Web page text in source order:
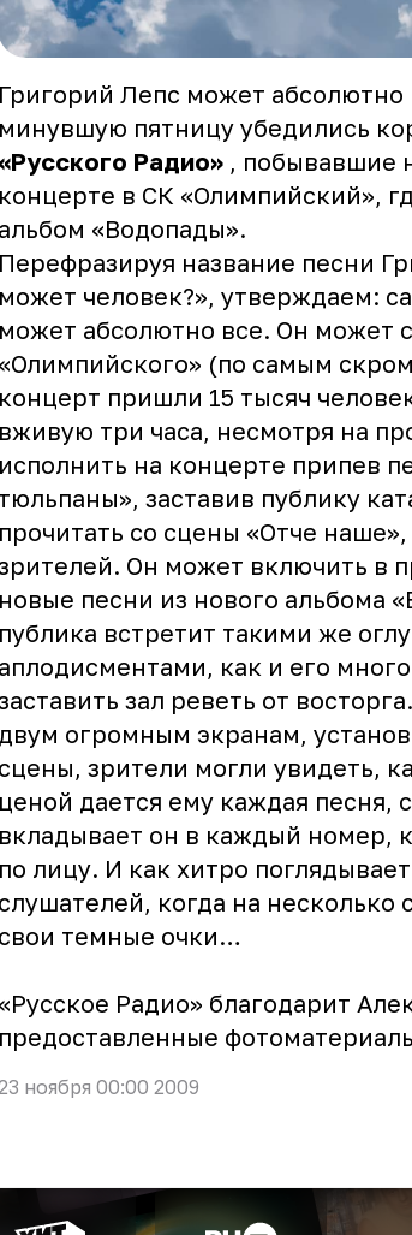
Григорий Лепс может абсолютно
минувшую пятницу убедились
«Русского Радио» , побывавшие
концерте в СК «Олимпийский»,
альбом «Водопады».
Перефразируя название песни
может человек?», утверждаем:
может абсолютно все. Он может
«Олимпийского» (по самым
концерт пришли 15 тысяч
вживую три часа, несмотря на
исполнить на концерте припев
тюльпаны», заставив публику
прочитать со сцены «Отче
Он может включить в
новые песни из нового альбома
публика встретит такими же
аплодисментами, как и его
зал реветь от
двум огромным экранам,
сцены, зрители могли увидеть,
ценой дается ему каждая песня,
вкладывает он в каждый номер,
по лицу. И как хитро
слушателей, когда на несколько
свои темные очки…
«Русское Радио» благодарит
предоставленные
ноября 00:00 2009